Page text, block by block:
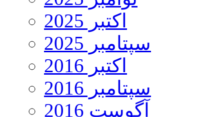
اکتبر 2025
سپتامبر 2025
اکتبر 2016
سپتامبر 2016
آگوست 2016